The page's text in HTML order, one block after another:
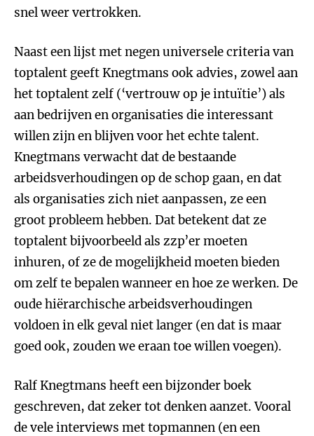
snel weer vertrokken.
Naast een lijst met negen universele criteria van
toptalent geeft Knegtmans ook advies, zowel aan
het toptalent zelf (‘vertrouw op je intuïtie’) als
aan bedrijven en organisaties die interessant
willen zijn en blijven voor het echte talent.
Knegtmans verwacht dat de bestaande
arbeidsverhoudingen op de schop gaan, en dat
als organisaties zich niet aanpassen, ze een
groot probleem hebben. Dat betekent dat ze
toptalent bijvoorbeeld als zzp’er moeten
inhuren, of ze de mogelijkheid moeten bieden
om zelf te bepalen wanneer en hoe ze werken. De
oude hiërarchische arbeidsverhoudingen
voldoen in elk geval niet langer (en dat is maar
goed ook, zouden we eraan toe willen voegen).
Ralf Knegtmans heeft een bijzonder boek
geschreven, dat zeker tot denken aanzet. Vooral
de vele interviews met topmannen (en een